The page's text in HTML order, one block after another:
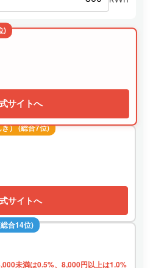
)
サイトへ
） (総合7位)
サイトへ
合14位)
未満は0.5%、8,000円以上は1.0%